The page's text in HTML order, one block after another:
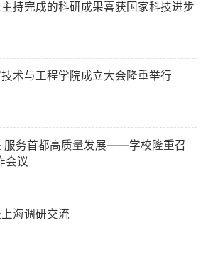
持完成的科研成果喜获国家科技进步
术与工程学院成立大会隆重举行
服务首都高质量发展——学校隆重召
会议
海调研交流